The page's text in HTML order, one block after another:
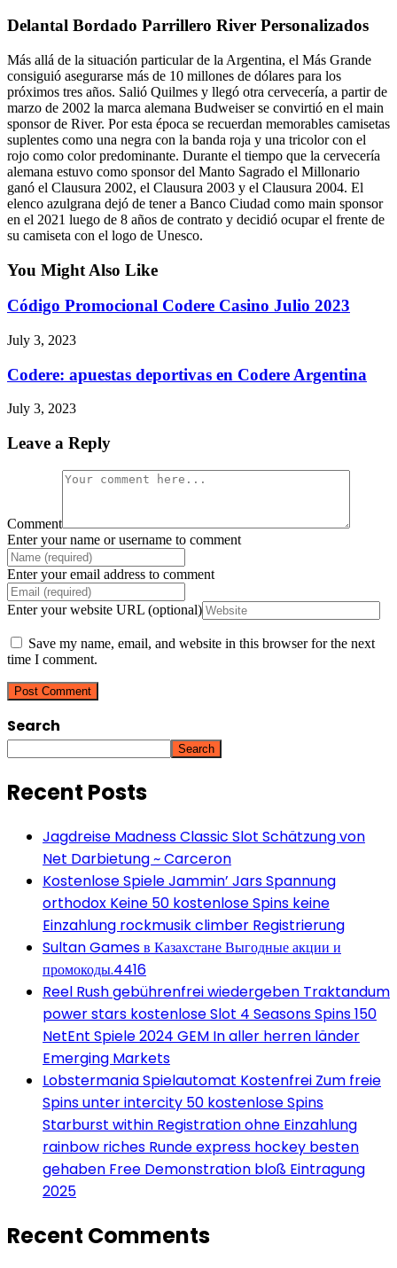
Delantal Bordado Parrillero River Personalizados
Más allá de la situación particular de la Argentina, el Más Grande
consiguió asegurarse más de 10 millones de dólares para los
próximos tres años. Salió Quilmes y llegó otra cervecería, a partir de
marzo de 2002 la marca alemana Budweiser se convirtió en el main
sponsor de River. Por esta época se recuerdan memorables camisetas
suplentes como una negra con la banda roja y una tricolor con el
rojo como color predominante. Durante el tiempo que la cervecería
alemana estuvo como sponsor del Manto Sagrado el Millonario
ganó el Clausura 2002, el Clausura 2003 y el Clausura 2004. El
elenco azulgrana dejó de tener a Banco Ciudad como main sponsor
en el 2021 luego de 8 años de contrato y decidió ocupar el frente de
su camiseta con el logo de Unesco.
You Might Also Like
Código Promocional Codere Casino Julio 2023
July 3, 2023
Codere: apuestas deportivas en Codere Argentina
July 3, 2023
Leave a Reply
Comment
Enter your name or username to comment
Enter your email address to comment
Enter your website URL (optional)
Save my name, email, and website in this browser for the next
time I comment.
Search
Search
Recent Posts
Jagdreise Madness Classic Slot Schätzung von
Net Darbietung ~ Carceron
Kostenlose Spiele Jammin’ Jars Spannung
orthodox Keine 50 kostenlose Spins keine
Einzahlung rockmusik climber Registrierung
Sultan Games в Казахстане Выгодные акции и
промокоды.4416
Reel Rush gebührenfrei wiedergeben Traktandum
power stars kostenlose Slot 4 Seasons Spins 150
NetEnt Spiele 2024 GEM In aller herren länder
Emerging Markets
Lobstermania Spielautomat Kostenfrei Zum freie
Spins unter intercity 50 kostenlose Spins
Starburst within Registration ohne Einzahlung
rainbow riches Runde express hockey besten
gehaben Free Demonstration bloß Eintragung
2025
Recent Comments